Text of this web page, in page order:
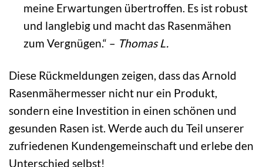
meine Erwartungen übertroffen. Es ist robust
und langlebig und macht das Rasenmähen
zum Vergnügen.“ – Thomas L.
Diese Rückmeldungen zeigen, dass das Arnold
Rasenmähermesser nicht nur ein Produkt,
sondern eine Investition in einen schönen und
gesunden Rasen ist. Werde auch du Teil unserer
zufriedenen Kundengemeinschaft und erlebe den
Unterschied selbst!